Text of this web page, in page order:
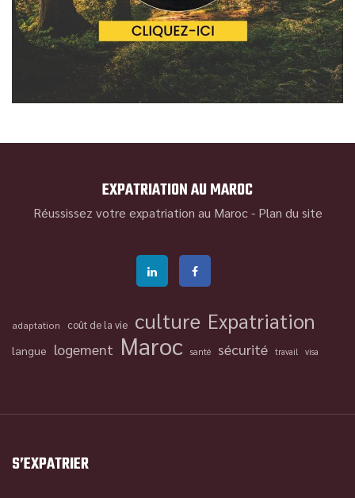
EXPATRIATION AU MAROC
Réussissez votre expatriation au Maroc - Plan du site
adaptation coût de la vie culture Expatriation
langue logement Maroc santé sécurité travail visa
S’EXPATRIER